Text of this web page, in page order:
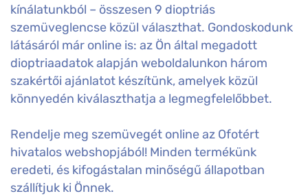
kínálatunkból – összesen 9 dioptriás
szemüveglencse közül választhat. Gondoskodunk
látásáról már online is: az Ön által megadott
dioptriaadatok alapján weboldalunkon három
szakértői ajánlatot készítünk, amelyek közül
könnyedén kiválaszthatja a legmegfelelőbbet.
Rendelje meg szemüvegét online az Ofotért
hivatalos webshopjából! Minden termékünk
eredeti, és kifogástalan minőségű állapotban
szállítjuk ki Önnek.